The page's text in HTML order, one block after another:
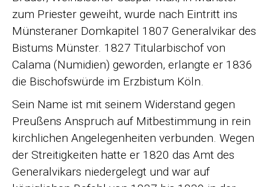
zum Priester geweiht, wurde nach Eintritt ins
Münsteraner Domkapitel 1807 Generalvikar des
Bistums Münster. 1827 Titularbischof von
Calama (Numidien) geworden, erlangte er 1836
die Bischofswürde im Erzbistum Köln.
Sein Name ist mit seinem Widerstand gegen
Preußens Anspruch auf Mitbestimmung in rein
kirchlichen Angelegenheiten verbunden. Wegen
der Streitigkeiten hatte er 1820 das Amt des
Generalvikars niedergelegt und war auf